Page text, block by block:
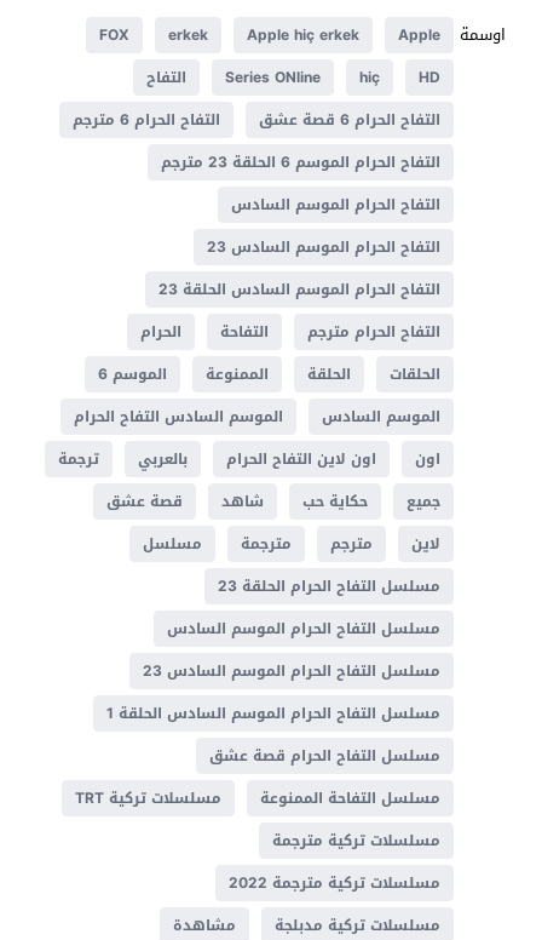
اوسمة
Apple
Apple hiç erkek
erkek
FOX
HD
hiç
Series ONline
التفاح
التفاح الحرام 6 قصة عشق
التفاح الحرام 6 مترجم
التفاح الحرام الموسم 6 الحلقة 23 مترجم
التفاح الحرام الموسم السادس
التفاح الحرام الموسم السادس 23
التفاح الحرام الموسم السادس الحلقة 23
التفاح الحرام مترجم
التفاحة
الحرام
الحلقات
الحلقة الممنوعة
الموسم 6
الموسم السادس
الموسم السادس التفاح الحرام
اون
اون لاين التفاح الحرام بالعربي
ترجمة
جميع
حكاية حب شاهد
قصة عشق
لاين
مترجم مترجمة
مسلسل
مسلسل التفاح الحرام الحلقة 23
مسلسل التفاح الحرام الموسم السادس
مسلسل التفاح الحرام الموسم السادس 23
مسلسل التفاح الحرام الموسم السادس الحلقة 1
مسلسل التفاح الحرام قصة عشق
مسلسل التفاحة الممنوعة
مسلسلات تركية TRT
مسلسلات تركية مترجمة
مسلسلات تركية مترجمة 2022
مسلسلات تركية مدبلجة
مشاهدة